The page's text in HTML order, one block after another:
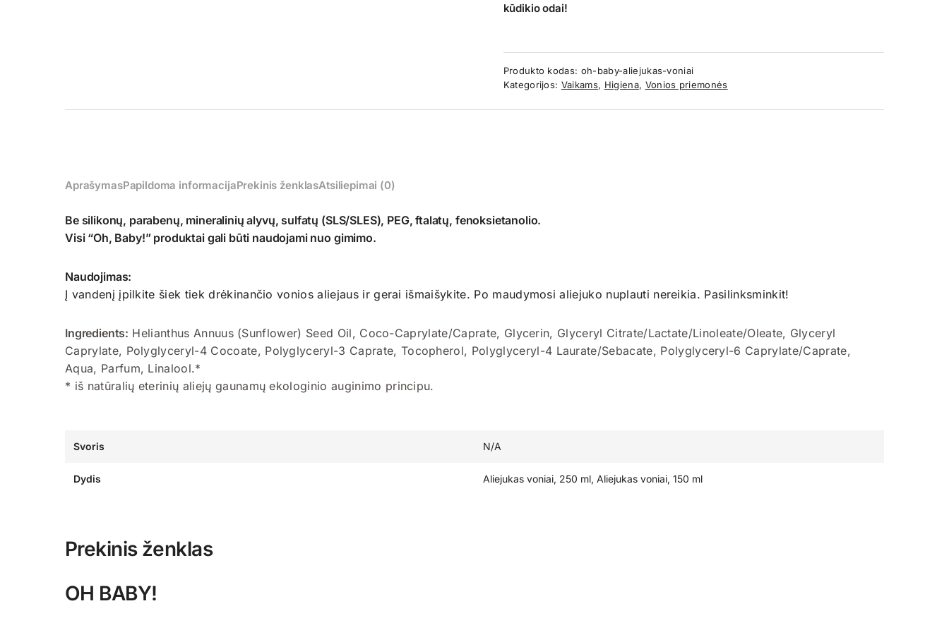
kūdikio odai!
Produkto kodas: oh-baby-aliejukas-voniai
Kategorijos: Vaikams, Higiena, Vonios priemonės
AprašymasPapildoma informacijaPrekinis ženklasAtsiliepimai (0)
Be silikonų, parabenų, mineralinių alyvų, sulfatų (SLS/SLES), PEG, ftalatų, fenoksietanolio.
Visi “Oh, Baby!” produktai gali būti naudojami nuo gimimo.
Naudojimas:
Į vandenį įpilkite šiek tiek drėkinančio vonios aliejaus ir gerai išmaišykite. Po maudymosi aliejuko nuplauti nereikia. Pasilinksminkit!
Ingredients: Helianthus Annuus (Sunflower) Seed Oil, Coco-Caprylate/Caprate, Glycerin, Glyceryl Citrate/Lactate/Linoleate/Oleate, Glyceryl
Caprylate, Polyglyceryl-4 Cocoate, Polyglyceryl-3 Caprate, Tocopherol, Polyglyceryl-4 Laurate/Sebacate, Polyglyceryl-6 Caprylate/Caprate,
Aqua, Parfum, Linalool.*
* iš natūralių eterinių aliejų gaunamų ekologinio auginimo principu.
Svoris N/A
Dydis Aliejukas voniai, 250 ml, Aliejukas voniai, 150 ml
Prekinis ženklas
OH BABY!